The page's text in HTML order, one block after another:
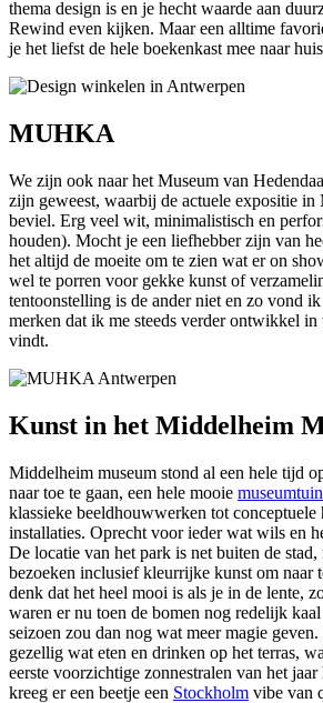
thema design is en je hecht waarde aan
Rewind even kijken. Maar een alltime
je het liefst de hele boekenkast mee naar
MUHKA
We zijn ook naar het Museum van
zijn geweest, waarbij de actuele expositie
beviel. Erg veel wit, minimalistisch en
houden). Mocht je een liefhebber zijn van
het altijd de moeite om te zien wat er on
wel te porren voor gekke kunst of
tentoonstelling is de ander niet en zo vond
merken dat ik me steeds verder ontwikkel
vindt.
Kunst in het Middelheim
Middelheim museum stond al een hele tijd
naar toe te gaan, een hele mooie museumtuin
klassieke beeldhouwwerken tot conceptuele
installaties. Oprecht voor ieder wat wils en
De locatie van het park is net buiten de
bezoeken inclusief kleurrijke kunst om naar
denk dat het heel mooi is als je in de lente,
waren er nu toen de bomen nog redelijk
seizoen zou dan nog wat meer magie
gezellig wat eten en drinken op het terras,
eerste voorzichtige zonnestralen van het
kreeg er een beetje een Stockholm vibe van